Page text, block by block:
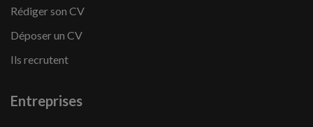
Rédiger son CV
Déposer un CV
Ils recrutent
Entreprises